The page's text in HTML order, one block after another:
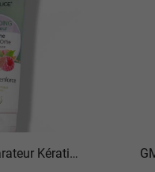
Shampoing Réparateur Kératine BIO